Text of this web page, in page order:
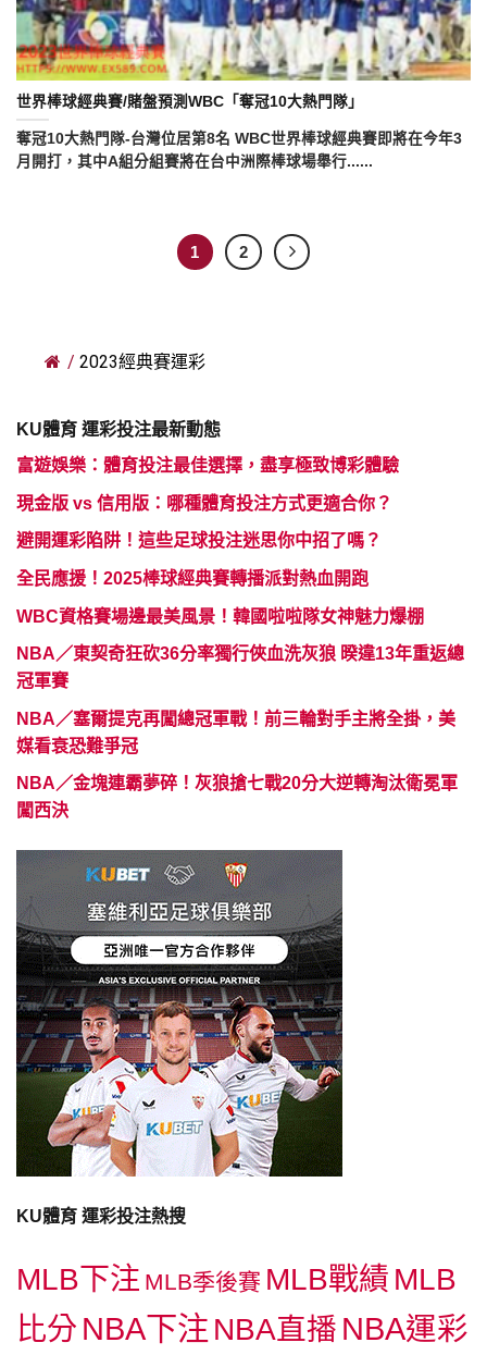
世界棒球經典賽/賭盤預測WBC「奪冠10大熱門隊」
奪冠10大熱門隊-台灣位居第8名 WBC世界棒球經典賽即將在今年3
月開打，其中A組分組賽將在台中洲際棒球場舉行......
1 2
/ 2023經典賽運彩
KU體育 運彩投注最新動態
富遊娛樂：體育投注最佳選擇，盡享極致博彩體驗
現金版 vs 信用版：哪種體育投注方式更適合你？
避開運彩陷阱！這些足球投注迷思你中招了嗎？
全民應援！2025棒球經典賽轉播派對熱血開跑
WBC資格賽場邊最美風景！韓國啦啦隊女神魅力爆棚
NBA／東契奇狂砍36分率獨行俠血洗灰狼 暌違13年重返總
冠軍賽
NBA／塞爾提克再闖總冠軍戰！前三輪對手主將全掛，美
媒看衰恐難爭冠
NBA／金塊連霸夢碎！灰狼搶七戰20分大逆轉淘汰衛冕軍
闖西決
KU體育 運彩投注熱搜
MLB下注 MLB季後賽 MLB戰績 MLB
比分 NBA下注 NBA直播 NBA運彩